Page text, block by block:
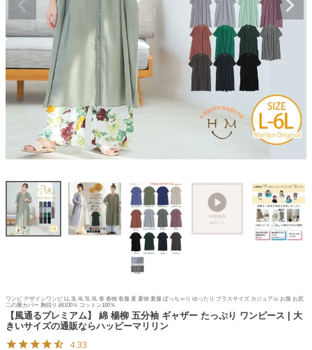
ワンピ デザインワンピ LL 3L 4L 5L 6L 春 春物 春服 夏 夏物 夏服 ぽっちゃり ゆったり プラスサイズ カジュアル お腹 お尻
二の腕カバー 胸回り 綿100％ コットン100％
【風通るプレミアム】 綿 楊柳 五分袖 ギャザー たっぷり ワンピース | 大
きいサイズの通販ならハッピーマリリン
4.33